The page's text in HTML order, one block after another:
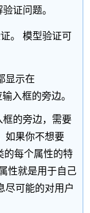
证问题。
。 模型验证可
显示在
入框的旁边。
的旁边，需要
如果你不想要
的每个属性的特
性就是用于自己
尽可能的对用户